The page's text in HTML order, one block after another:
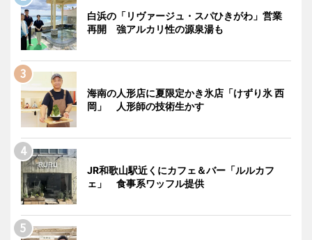
白浜の「リヴァージュ・スパひきがわ」営業
再開 強アルカリ性の源泉湯も
海南の人形店に夏限定かき氷店「けずり氷 西
岡」 人形師の技術生かす
JR和歌山駅近くにカフェ＆バー「ルルカフ
ェ」 食事系ワッフル提供